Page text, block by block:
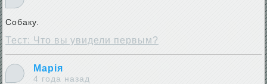
Собаку.
Тест: Что вы увидели первым?
Марія
4 года назад